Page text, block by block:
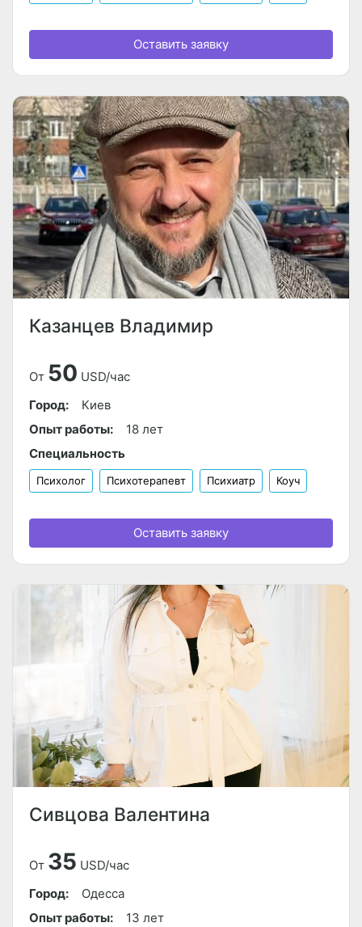
Оставить заявку
Казанцев Владимир
От 50 USD/час
Город:
Киев
Опыт работы:
18 лет
Специальность
Психолог Психотерапевт Психиатр Коуч
Оставить заявку
Сивцова Валентина
От 35 USD/час
Город:
Одесса
Опыт работы:
13 лет